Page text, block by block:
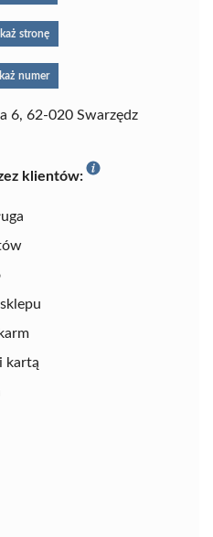
stronę
numer
6, 62-020 Swarzędz
klientów:
kartą